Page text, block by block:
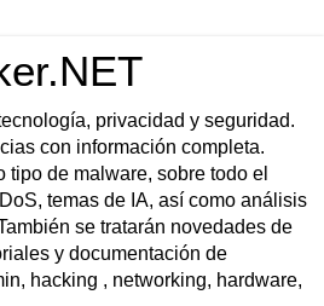
privacidad y seguridad.
con información completa.
tipo de malware, sobre todo el
temas de IA, así como análisis
se tratarán novedades de
y documentación de
hacking , networking, hardware,